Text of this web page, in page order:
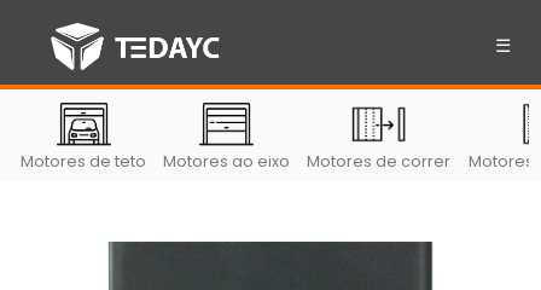
☰
Motores de teto Motores ao eixo Motores de correr Motores